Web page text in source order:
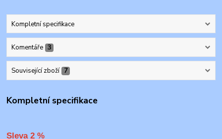
Kompletní specifikace
Komentáře 3
Související zboží 7
Kompletní specifikace
Sleva 2 %